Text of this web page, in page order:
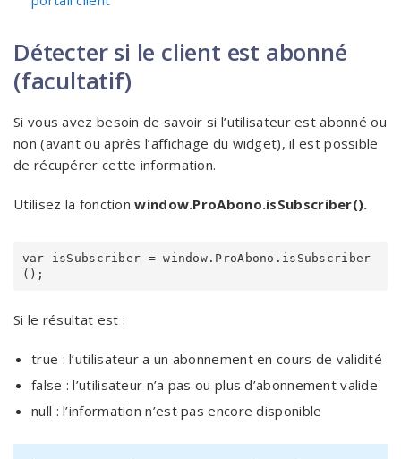
Détecter si le client est abonné
(facultatif)
Si vous avez besoin de savoir si l’utilisateur est abonné ou
non (avant ou après l’affichage du widget), il est possible
de récupérer cette information.
Utilisez la fonctionwindow.ProAbono.isSubscriber().
var isSubscriber = window.ProAbono.isSubscriber
();
Si le résultat est :
true : l’utilisateur a un abonnement en cours de validité
false : l’utilisateur n’a pas ou plus d’abonnement valide
null : l’information n’est pas encore disponible